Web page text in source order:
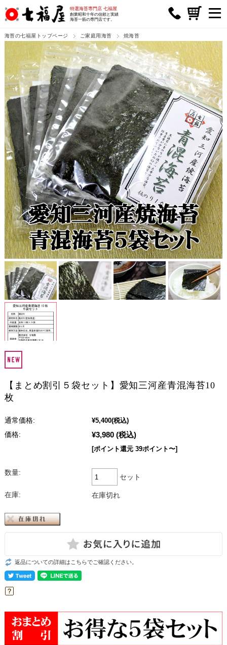
特選海苔専門店 七福屋
創業昭和十年の信頼と実績
海苔一筋の専門店です。
海苔の七福屋トップページ ご家庭用海苔 焼海苔
【まとめ割引５袋セット】愛知三河産青混海苔10
枚
通常価格: ¥5,400(税込)
価格:
¥3,980 (税込)
[ポイント還元 39ポイント〜]
数量:
セット
在庫: 在庫切れ
返品についての詳細はこちらでご確認ください。